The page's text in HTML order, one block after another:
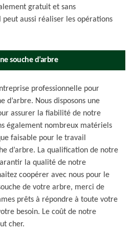
gratuit et sans
aussi réaliser les opérations
souche d’arbre
professionnelle pour
d’arbre. Nous disposons une
assurer la fiabilité de notre
également nombreux matériels
faisable pour le travail
d’arbre. La qualification de notre
la qualité de notre
coopérer avec nous pour le
de votre arbre, merci de
prêts à répondre à toute votre
besoin. Le coût de notre
cher.